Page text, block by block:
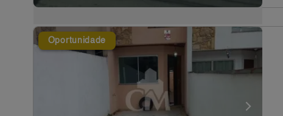
Oportunidade